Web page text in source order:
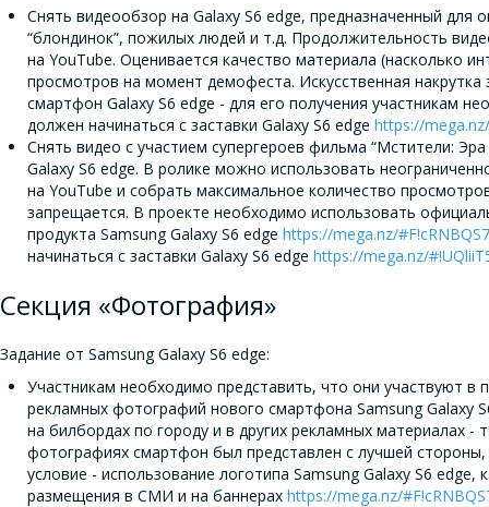
Снять видеообзор на Galaxy S6 edge, предназначенный для
“блондинок”, пожилых людей и т.д. Продолжительность
на YouTube. Оценивается качество материала (насколько
просмотров на момент демофеста. Искусственная
смартфон Galaxy S6 edge - для его получения участникам
должен начинаться с заставки Galaxy S6 edge https://
Снять видео с участием супергероев фильма “Мстители:
Galaxy S6 edge. В ролике можно использовать
на YouTube и собрать максимальное количество
запрещается. В проекте необходимо использовать
продукта Samsung Galaxy S6 edge https://mega.nz/
начинаться с заставки Galaxy S6 edge https://mega.nz/
Секция «Фотография»
Задание от Samsung Galaxy S6 edge:
Участникам необходимо представить, что они участвуют
рекламных фотографий нового смартфона Samsung Galaxy
на билбордах по городу и в других рекламных материалах
фотографиях смартфон был представлен с лучшей
условие - использование логотипа Samsung Galaxy S6
размещения в СМИ и на баннерах https://mega.nz/